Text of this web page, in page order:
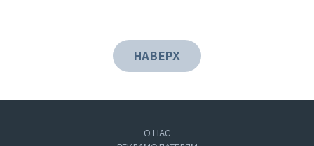
НАВЕРХ
О НАС